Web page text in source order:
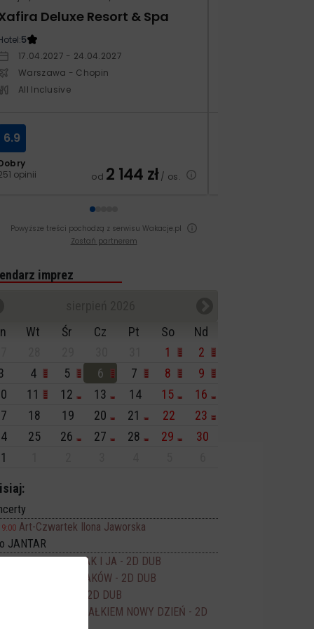
Deluxe Resort & Spa
5
17.04.2027 - 24.04.2027
Warszawa - Chopin
All Inclusive
opinii
6.9
od 2 144 zł/ os.
Powyższe treści pochodzą z serwisu Wakacje.pl
Zostań partnerem
imprez
Wt Śr Cz Pt So
Nd
1
2
4 5 6 7 8
9
11 12 13 14 15
16
18 19 20 21 22
23
25 26 27 28 29
30
Art-Czwartek Ilona Jaworska
JANTAR
FLEAK. FUTRZAK I JA - 2D DUB
EKIPA ZWIERZAKÓW - 2D DUB
WYSCHNIĘCI - 2D DUB
SPIDER-MAN CAŁKIEM NOWY DZIEŃ - 2D